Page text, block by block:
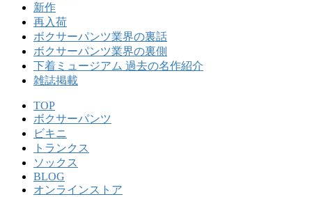
新作
再入荷
ボクサーパンツ業界の裏話
ボクサーパンツ業界の裏側
下着ミュージアム 過去の名作紹介
雑誌掲載
TOP
ボクサーパンツ
ビキニ
トランクス
ソックス
BLOG
オンラインストア